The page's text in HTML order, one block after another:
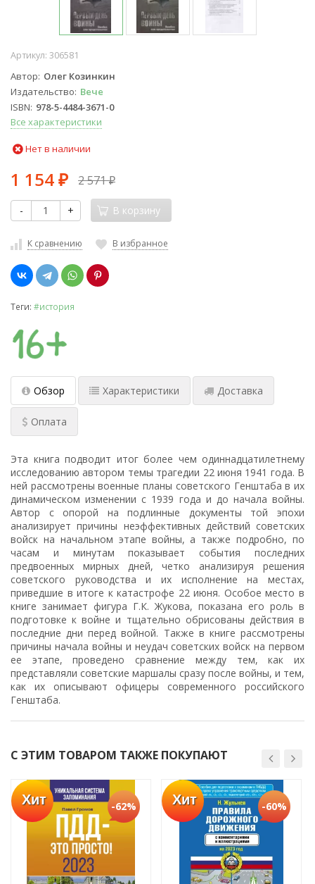
Артикул: 306581
Автор Олег Козинкин
Издательство Вече
ISBN 978-5-4484-3671-0
Все характеристики
Нет в наличии
1 154 ₽ 2 571₽
- + В корзину
К сравнению В избранное
Теги: #история
Обзор Характеристики Доставка
Оплата
Эта книга подводит итог более чем одиннадцатилетнему
исследованию автором темы трагедии 22 июня 1941 года. В
ней рассмотрены военные планы советского Генштаба в их
динамическом изменении с 1939 года и до начала войны.
Автор с опорой на подлинные документы той эпохи
анализирует причины неэффективных действий советских
войск на начальном этапе войны, а также подробно, по
часам и минутам показывает события последних
предвоенных мирных дней, четко анализируя решения
советского руководства и их исполнение на местах,
приведшие в итоге к катастрофе 22 июня. Особое место в
книге занимает фигура Г.К. Жукова, показана его роль в
подготовке к войне и тщательно обрисованы действия в
последние дни перед войной. Также в книге рассмотрены
причины начала войны и неудач советских войск на первом
ее этапе, проведено сравнение между тем, как их
представляли советские маршалы сразу после войны, и тем,
как их описывают офицеры современного российского
Генштаба.
С ЭТИМ ТОВАРОМ ТАКЖЕ ПОКУПАЮТ
Хит -62% Хит -60%